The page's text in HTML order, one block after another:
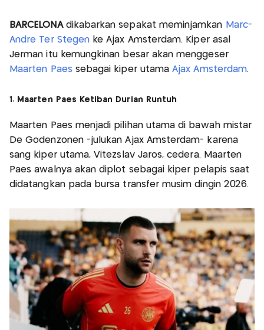
BARCELONAdikabarkan sepakat meminjamkan Marc-
Andre Ter Stegen ke Ajax Amsterdam. Kiper asal
Jerman itu kemungkinan besar akan menggeser
Maarten Paessebagai kiper utamaAjax Amsterdam.
1. Maarten Paes Ketiban Durian Runtuh
Maarten Paes menjadi pilihan utama di bawah mistar
De Godenzonen -julukan Ajax Amsterdam- karena
sang kiper utama, Vitezslav Jaros, cedera. Maarten
Paes awalnya akan diplot sebagai kiper pelapis saat
didatangkan pada bursa transfer musim dingin 2026.